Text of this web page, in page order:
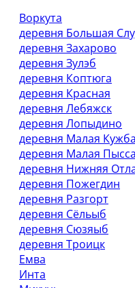
Воркута
деревня Большая
деревня Захарово
деревня Зулэб
деревня Коптюга
деревня Красная
деревня Лебяжск
деревня Лопыдино
деревня Малая Кужба
деревня Малая Пысса
деревня Нижняя
деревня Пожегдин
деревня Разгорт
деревня Сёльыб
деревня Сюзяыб
деревня Троицк
Емва
Инта